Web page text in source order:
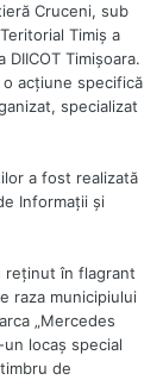
Cruceni, sub
Timiş a
Timişoara.
acţiune specifică
specializat
a fost realizată
Informaţii şi
reţinut în flagrant
raza municipiului
„Mercedes
locaş special
de